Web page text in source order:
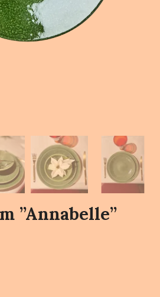
”Annabelle”